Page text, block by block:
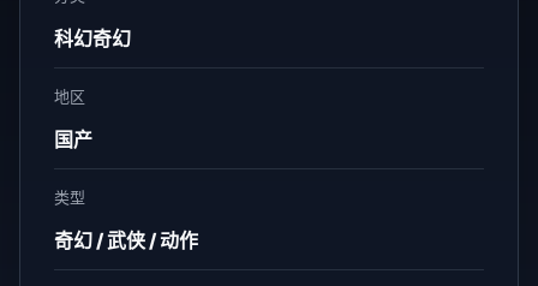
科幻奇幻
地区
国产
类型
奇幻 / 武侠 / 动作